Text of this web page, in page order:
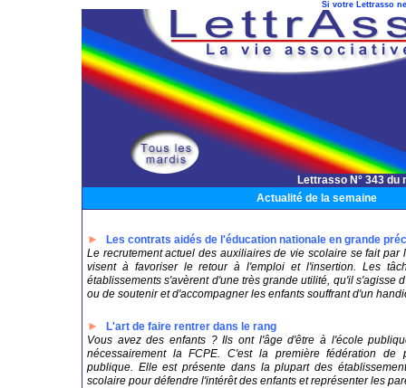
Si votre Lettrasso
Lettrasso N° 343
Actualité de la semaine
►
Les contrats aidés de l'éducation nationale en grande
Le recrutement actuel des auxiliaires de vie scolaire se fait par
visent à favoriser le retour à l'emploi et l'insertion. Les
établissements s'avèrent d'une très grande utilité, qu'il s'agisse
ou de soutenir et d'accompagner les enfants souffrant d'un
►
L'art de faire rentrer dans le rang
Vous avez des enfants ? Ils ont l'âge d'être à l'école
nécessairement la FCPE. C'est la première fédération de
publique. Elle est présente dans la plupart des
scolaire pour défendre l'intérêt des enfants et représenter les